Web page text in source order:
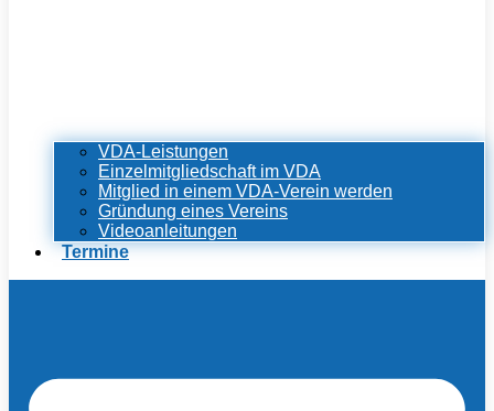
VDA-Leistungen
Einzelmitgliedschaft im VDA
Mitglied in einem VDA-Verein werden
Gründung eines Vereins
Videoanleitungen
Termine